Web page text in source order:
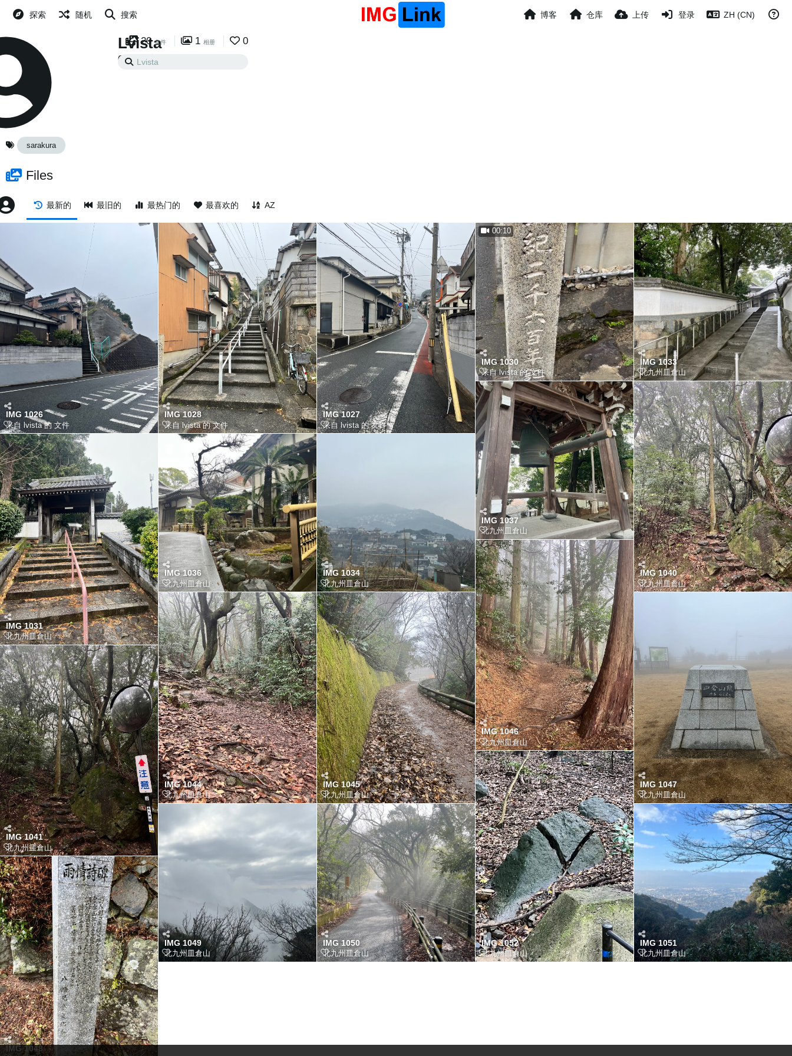
探索 随机 搜索 博客 仓库 上传 登录 ZH (CN)
Lvista
0 已关注
20 文件 1 相册 0
sarakura
Files
最新的 最旧的 最热门的 最喜欢的 AZ
IMG 1026
来自 lvista 的 文件
IMG 1028
来自 lvista 的 文件
IMG 1027
来自 lvista 的 文件
00:10
IMG 1030
来自 lvista 的 文件
IMG 1033
北九州皿倉山
IMG 1031
北九州皿倉山
IMG 1036
北九州皿倉山
IMG 1034
北九州皿倉山
IMG 1037
北九州皿倉山
IMG 1040
北九州皿倉山
IMG 1041
北九州皿倉山
IMG 1044
北九州皿倉山
IMG 1045
北九州皿倉山
IMG 1046
北九州皿倉山
IMG 1047
北九州皿倉山
IMG 1048
IMG 1049
北九州皿倉山
IMG 1050
北九州皿倉山
IMG 1052
北九州皿倉山
IMG 1051
北九州皿倉山